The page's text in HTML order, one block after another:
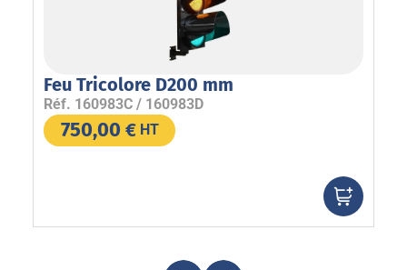
Feu Tricolore D200 mm
Réf. 160983C / 160983D
750,00 € HT